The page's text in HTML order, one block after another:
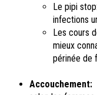
Le pipi
infections
Les cours
mieux
périnée de
Accouchement: